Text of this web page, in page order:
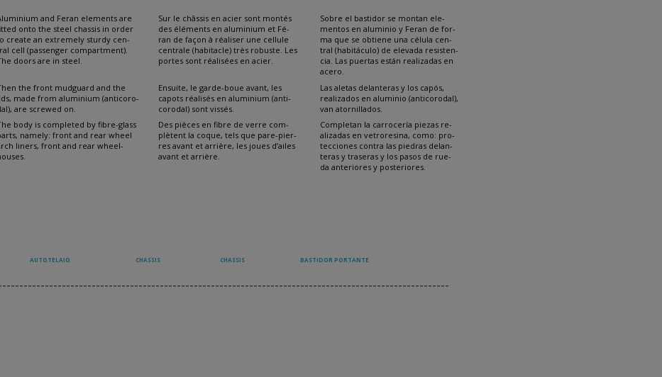
AUTOTELAIO CHASSIS CHASSIS BASTIDOR PORTANTE
and Feran elements are
onto the steel chassis in order
create an extremely sturdy cen-
cell (passenger compartment).
doors are in steel.
the front mudguard and the
made from aluminium (anticoro-
are screwed on.
body is completed by fibre-glass
namely: front and rear wheel
liners, front and rear wheel-
Sur le châssis en acier sont montés
des éléments en aluminium et Fé-
ran de façon à réaliser une cellule
centrale (habitacle) très robuste. Les
portes sont réalisées en acier.
Ensuite, le garde-boue avant, les
capots réalisés en aluminium (anti-
corodal) sont vissés.
Des pièces en fibre de verre com-
plètent la coque, tels que pare-pier-
res avant et arrière, les joues d’ailes
avant et arrière.
Sobre el bastidor se montan ele-
mentos en aluminio y Feran de for-
ma que se obtiene una célula cen-
tral (habitáculo) de elevada resisten-
cia. Las puertas están realizadas en
acero.
Las aletas delanteras y los capós,
realizados en aluminio (anticorodal),
van atornillados.
Completan la carrocería piezas re-
alizadas en vetroresina, como: pro-
tecciones contra las piedras delan-
teras y traseras y los pasos de rue-
da anteriores y posteriores.